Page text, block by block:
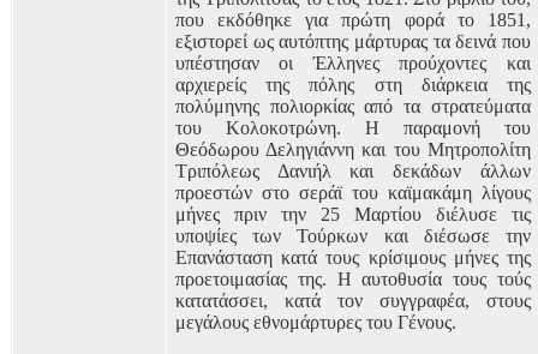
που εκδόθηκε για πρώτη φορά το 1851,
εξιστορεί ως αυτόπτης μάρτυρας τα δεινά που
υπέστησαν οι Έλληνες προύχοντες και
αρχιερείς της πόλης στη διάρκεια της
πολύμηνης πολιορκίας από τα στρατεύματα
του Κολοκοτρώνη. Η παραμονή του
Θεόδωρου Δεληγιάννη και του Μητροπολίτη
Τριπόλεως Δανιήλ και δεκάδων άλλων
προεστών στο σεράϊ του καϊμακάμη λίγους
μήνες πριν την 25 Μαρτίου διέλυσε τις
υποψίες των Τούρκων και διέσωσε την
Επανάσταση κατά τους κρίσιμους μήνες της
προετοιμασίας της. Η αυτοθυσία τους τούς
κατατάσσει, κατά τον συγγραφέα, στους
μεγάλους εθνομάρτυρες του Γένους.